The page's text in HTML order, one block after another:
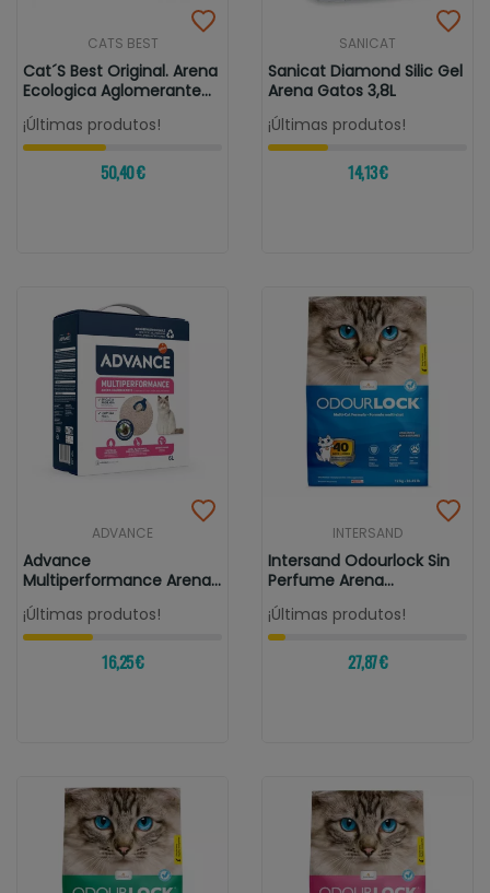
CATS BEST
Cat´s Best Original. Arena
Ecologica Aglomerante...
¡Últimas produtos!
50,40 €
SANICAT
Sanicat Diamond Silic Gel
Arena Gatos 3,8L
¡Últimas produtos!
14,13 €
ADVANCE
Advance
Multiperformance Arena
Aglomerante
¡Últimas produtos!
16,25 €
INTERSAND
Intersand Odourlock Sin
Perfume Arena
Aglomerante...
¡Últimas produtos!
27,87 €